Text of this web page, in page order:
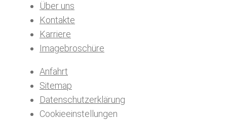
Über uns
Kontakte
Karriere
Imagebroschüre
Anfahrt
Sitemap
Datenschutzerklärung
Cookieeinstellungen